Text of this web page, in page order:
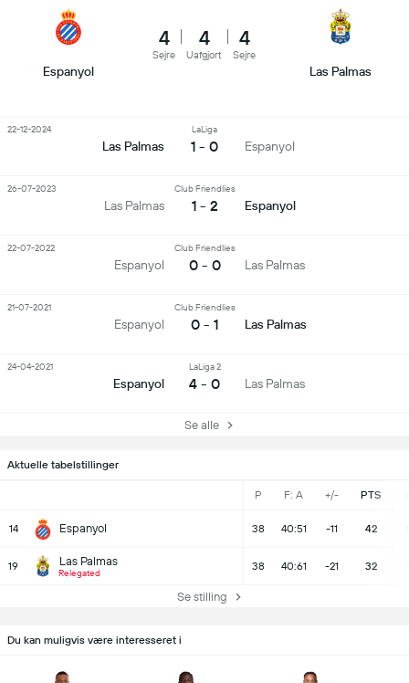
Aktuelle tabelstillinger
P F: A +/- PTS
14 Espanyol 38 40:51 -11 42
19 Las Palmas
Relegated
38 40:61 -21 32
Se stilling
Espanyol
4
Sejre
4
Uafgjort
4
Sejre
Las Palmas
Las Palmas
LaLiga
1 - 0 Espanyol
22-12-2024
Las Palmas
Club Friendlies
1 - 2 Espanyol
26-07-2023
Espanyol
Club Friendlies
0 - 0 Las Palmas
22-07-2022
Espanyol
Club Friendlies
0 - 1 Las Palmas
21-07-2021
Espanyol
LaLiga 2
4 - 0 Las Palmas
24-04-2021
Se alle
Du kan muligvis være interesseret i